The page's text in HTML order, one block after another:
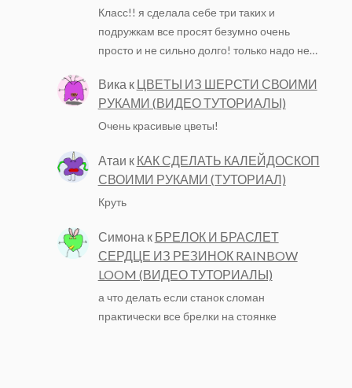
Класс!! я сделала себе три таких и
подружкам все просят безумно очень
просто и не сильно долго! только надо не…
Вика к ЦВЕТЫ ИЗ ШЕРСТИ СВОИМИ
РУКАМИ (ВИДЕО ТУТОРИАЛЫ)
Очень красивые цветы!
Атаи к КАК СДЕЛАТЬ КАЛЕЙДОСКОП
СВОИМИ РУКАМИ (ТУТОРИАЛ)
Круть
Симона к БРЕЛОК И БРАСЛЕТ
СЕРДЦЕ ИЗ РЕЗИНОК RAINBOW
LOOM (ВИДЕО ТУТОРИАЛЫ)
а что делать если станок сломан
практически все брелки на стоянке